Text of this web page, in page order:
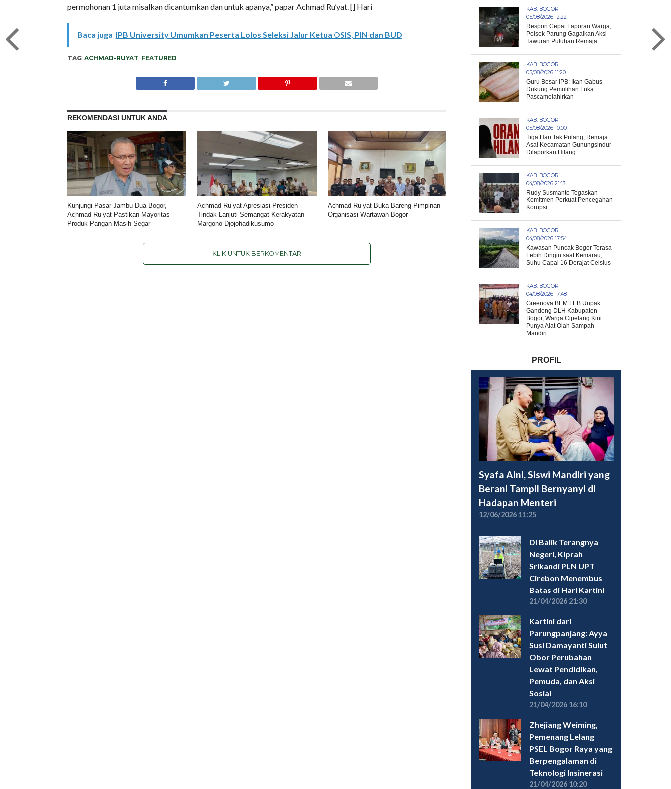
permohonan 1 juta misalkan dicantumkan dan untuk apanya,” papar Achmad Ru’yat. [] Hari
Baca juga IPB University Umumkan Peserta Lolos Seleksi Jalur Ketua OSIS, PIN dan BUD
TAG ACHMAD-RUYAT, FEATURED
REKOMENDASI UNTUK ANDA
Kunjungi Pasar Jambu Dua Bogor,
Achmad Ru’yat Pastikan Mayoritas
Produk Pangan Masih Segar
Achmad Ru’yat Apresiasi Presiden
Tindak Lanjuti Semangat Kerakyatan
Margono Djojohadikusumo
Achmad Ru’yat Buka Bareng Pimpinan
Organisasi Wartawan Bogor
KLIK UNTUK BERKOMENTAR
KAB. BOGOR
05/08/2026 12:22
Respon Cepat Laporan Warga,
Polsek Parung Gagalkan Aksi
Tawuran Puluhan Remaja
KAB. BOGOR
05/08/2026 11:20
Guru Besar IPB: Ikan Gabus
Dukung Pemulihan Luka
Pascamelahirkan
KAB. BOGOR
05/08/2026 10:00
Tiga Hari Tak Pulang, Remaja
Asal Kecamatan Gunungsindur
Dilaporkan Hilang
KAB. BOGOR
04/08/2026 21:13
Rudy Susmanto Tegaskan
Komitmen Perkuat Pencegahan
Korupsi
KAB. BOGOR
04/08/2026 17:54
Kawasan Puncak Bogor Terasa
Lebih Dingin saat Kemarau,
Suhu Capai 16 Derajat Celsius
KAB. BOGOR
04/08/2026 17:48
Greenova BEM FEB Unpak
Gandeng DLH Kabupaten
Bogor, Warga Cipelang Kini
Punya Alat Olah Sampah
Mandiri
PROFIL
Syafa Aini, Siswi Mandiri yang
Berani Tampil Bernyanyi di
Hadapan Menteri
12/06/2026 11:25
Di Balik Terangnya
Negeri, Kiprah
Srikandi PLN UPT
Cirebon Menembus
Batas di Hari Kartini
21/04/2026 21:30
Kartini dari
Parungpanjang: Ayya
Susi Damayanti Sulut
Obor Perubahan
Lewat Pendidikan,
Pemuda, dan Aksi
Sosial
21/04/2026 16:10
Zhejiang Weiming,
Pemenang Lelang
PSEL Bogor Raya yang
Berpengalaman di
Teknologi Insinerasi
21/04/2026 10:20